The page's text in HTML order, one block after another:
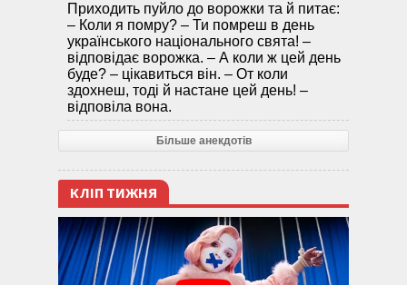
Приходить пуйло до ворожки та й питає:
– Коли я помру? – Ти помреш в день
українського національного свята! –
відповідає ворожка. – А коли ж цей день
буде? – цікавиться він. – От коли
здохнеш, тоді й настане цей день! –
відповіла вона.
Більше анекдотів
КЛІП ТИЖНЯ